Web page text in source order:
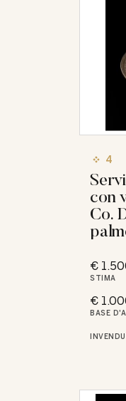
4
con
Co.
€
STIMA
€
BASE